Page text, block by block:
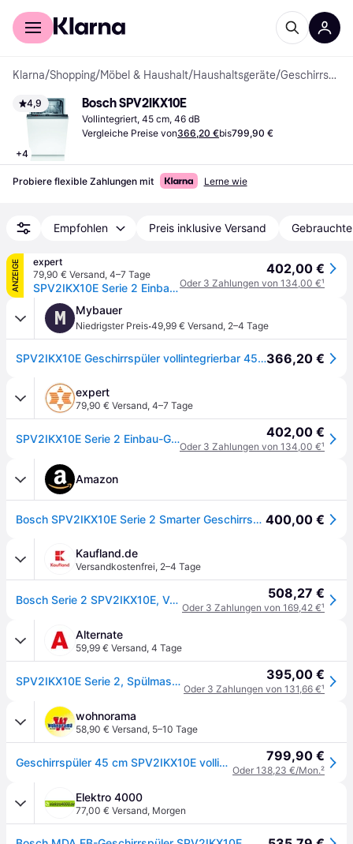
Für Shopper
Klarna/Shopping/Möbel & Haushalt/Haushaltsgeräte/ Geschirrspüler
4,9
+4
Bosch SPV2IKX10E
Vollintegriert, 45 cm, 46 dB
Vergleiche Preise von366,20 €bis799,90 €
Probiere flexible Zahlungen mit Lerne wie
Empfohlen Preis inklusive Versand
ANZEIGE
expert
79,90 € Versand, 4–7 Tage
SPV2IKX10E Serie 2 Einbau-Geschirrspüler vollintegriert 45 cm
402,00 €
Oder 3 Zahlungen von 134,00 €¹
M Mybauer
Niedrigster Preis·49,99 € Versand, 2–4 Tage
SPV2IKX10E Geschirrspüler vollintegrierbar 45 cm HomeConnect InfoLight366,20 €
expert
79,90 € Versand, 4–7 Tage
SPV2IKX10E Serie 2 Einbau-Geschirrspüler vollintegriert 45 cm 402,00 €
Oder 3 Zahlungen von 134,00 €¹
Amazon
Bosch SPV2IKX10E Serie 2 Smarter Geschirrspüler Vollintegriert, Edelstahl, 45 cm Breit, Besteckkorb, Extra Trocknen auf Knopfdruck, InfoLight Roter Lichtpunkt, AquaStop Schutz gegen Wasserschäden,Weiß 400,00 €
Kaufland.de
Versandkostenfrei, 2–4 Tage
Bosch Serie 2 SPV2IKX10E, Voll integriert, Single (45 cm breit), Schwarz, 1,75 m, 1,65 m, 2,05 m 508,27 €
Oder 3 Zahlungen von 169,42 €¹
Alternate
59,99 € Versand, 4 Tage
SPV2IKX10E Serie 2, Spülmaschine 395,00 €
Oder 3 Zahlungen von 131,66 €¹
wohnorama
58,90 € Versand, 5–10 Tage
Geschirrspüler 45 cm SPV2IKX10E vollintegrierbar Edelstahl von BOSCH 799,90 €
Oder 138,23 €/Mon.²
Elektro 4000
77,00 € Versand, Morgen